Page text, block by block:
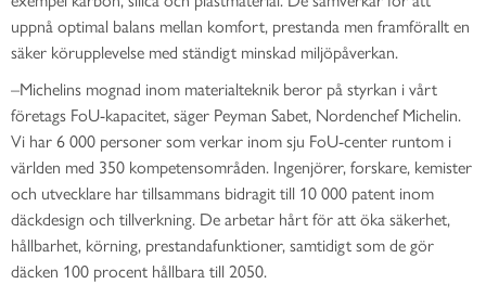
uppnå optimal balans mellan komfort, prestanda men framförallt en
säker körupplevelse med ständigt minskad miljöpåverkan.
–Michelins mognad inom materialteknik beror på styrkan i vårt
företags FoU-kapacitet, säger Peyman Sabet, Nordenchef Michelin.
Vi har 6 000 personer som verkar inom sju FoU-center runtom i
världen med 350 kompetensområden. Ingenjörer, forskare, kemister
och utvecklare har tillsammans bidragit till 10 000 patent inom
däckdesign och tillverkning. De arbetar hårt för att öka säkerhet,
hållbarhet, körning, prestandafunktioner, samtidigt som de gör
däcken 100 procent hållbara till 2050.